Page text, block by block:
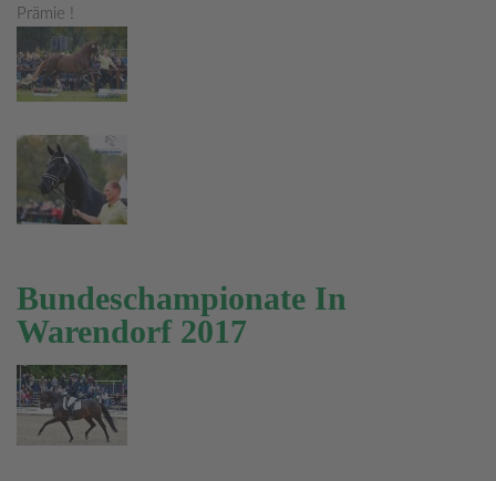
Prämie !
Bundeschampionate In
Warendorf 2017